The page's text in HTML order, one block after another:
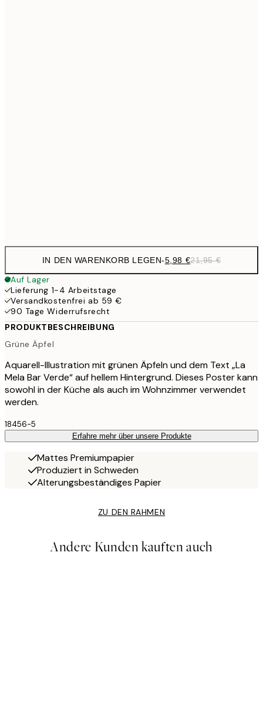
IN DEN WARENKORB LEGEN-5,98 €21,95 €
Auf Lager
Lieferung 1-4 Arbeitstage
Versandkostenfrei ab 59 €
90 Tage Widerrufsrecht
PRODUKTBESCHREIBUNG
Grüne Äpfel
Aquarell-Illustration mit grünen Äpfeln und dem Text „La
Mela Bar Verde“ auf hellem Hintergrund. Dieses Poster kann
sowohl in der Küche als auch im Wohnzimmer verwendet
werden.
18456-5
Erfahre mehr über unsere Produkte
Mattes Premiumpapier
Produziert in Schweden
Alterungsbeständiges Papier
ZU DEN RAHMEN
Andere Kunden kauften auch